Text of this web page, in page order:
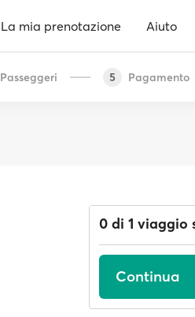
La mia prenotazione Aiuto
Passeggeri 5 Pagamento
0 di 1 viaggio
Continua